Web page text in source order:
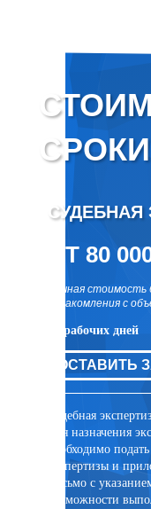
СРОКИ
СУДЕБНАЯ
ОТ 80
точная
ознакомления с
10 рабочих дней
ОСТАВИТЬ
Судебная
Для назначения
необходимо
экспертизы и
письмо с
возможности